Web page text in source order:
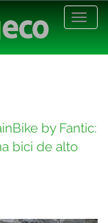
by Fantic:
bici de alto